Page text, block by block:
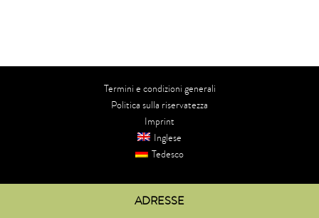
Termini e condizioni generali
Politica sulla riservatezza
Imprint
Inglese
Tedesco
ADRESSE